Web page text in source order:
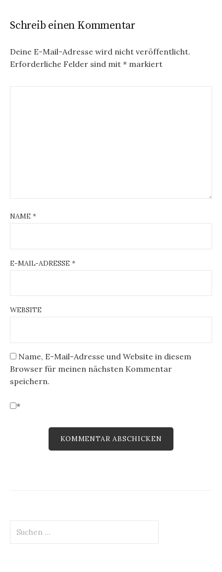
Schreib einen Kommentar
Deine E-Mail-Adresse wird nicht veröffentlicht.
Erforderliche Felder sind mit * markiert
NAME *
E-MAIL-ADRESSE *
WEBSITE
Name, E-Mail-Adresse und Website in diesem
Browser für meinen nächsten Kommentar
speichern.
*
nach: